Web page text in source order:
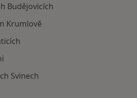
Budějovicích
Krumlově
Svinech